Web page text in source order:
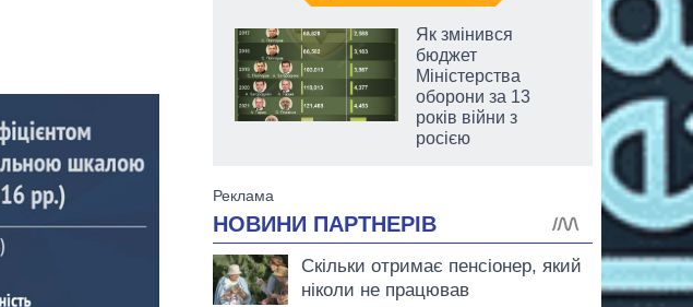
великої війни
Як змінився
бюджет
Міністерства
оборони за 13
років війни з
росією